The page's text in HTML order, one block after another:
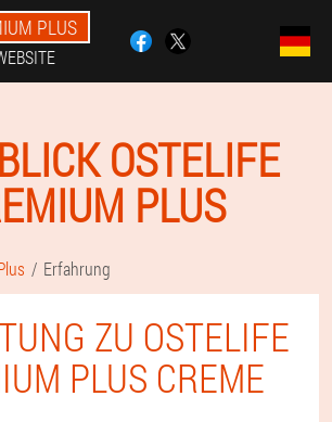
PLUS
OSTELIFE
PLUS
Erfahrung
ZU OSTELIFE
PLUS CREME